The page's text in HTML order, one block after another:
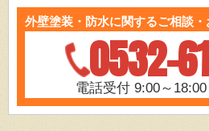
外壁塗装・防水に関するご相談
0532-
電話受付 9:00～18:00